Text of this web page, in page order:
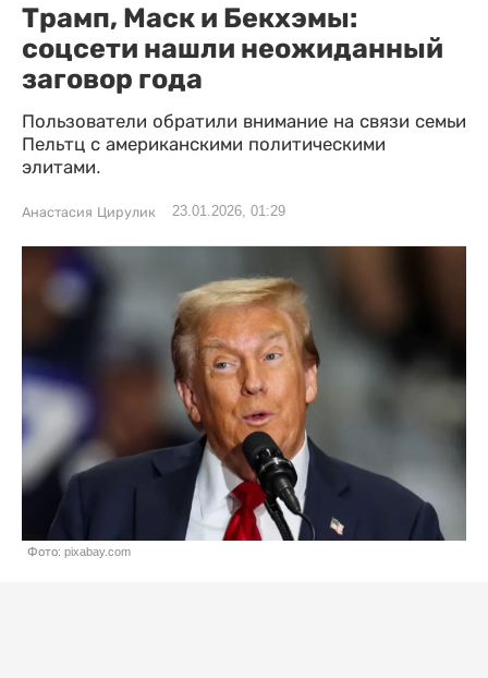
Трамп, Маск и Бекхэмы:
соцсети нашли неожиданный
заговор года
Пользователи обратили внимание на связи семьи
Пельтц с американскими политическими
элитами.
Анастасия Цирулик 23.01.2026, 01:29
Фото: pixabay.com